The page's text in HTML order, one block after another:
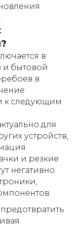
в
и бытовой
в
к следующим
для
устройств,
и резкие
негативно